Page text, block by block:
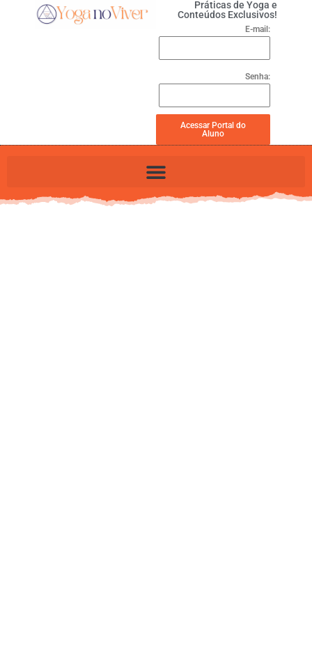
Práticas de Yoga e
Conteúdos Exclusivos!
E-mail:
Senha:
Acessar Portal do
Aluno